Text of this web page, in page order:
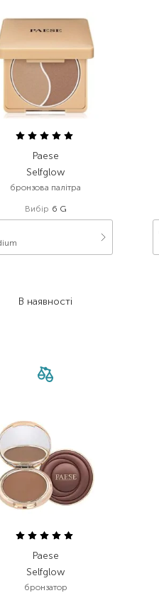
Paese
Selfglow
бронзова палітра
Вибір 6 G
В наявності
Paese
Selfglow
бронзатор